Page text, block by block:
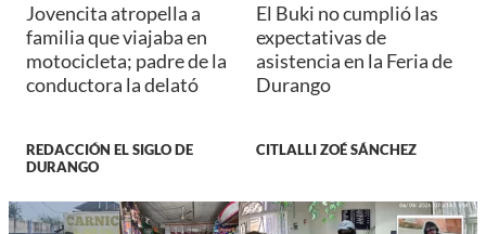
Jovencita atropella a
familia que viajaba en
motocicleta; padre de la
conductora la delató
REDACCIÓN EL SIGLO DE
DURANGO
El Buki no cumplió las
expectativas de
asistencia en la Feria de
Durango
CITLALLI ZOÉ SÁNCHEZ